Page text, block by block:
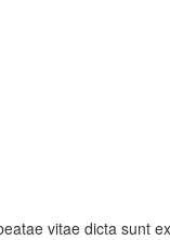
vitae dicta sunt